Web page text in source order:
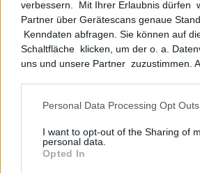
verbessern. Mit Ihrer Erlaubnis dürfen
Partner über Gerätescans genaue
Kenndaten abfragen. Sie können auf
Schaltfläche klicken, um der o. a.
uns und unsere Partner zuzustimmen.
Informationen zuzugreifen und um Ihre
Verarbeitung mancher
Einwilligung stattfinden kann, obwohl
Personal Data Processing Opt Outs
I want to opt-out of the Sharing of
personal data.
Opted In
Weitere Kompetenzen